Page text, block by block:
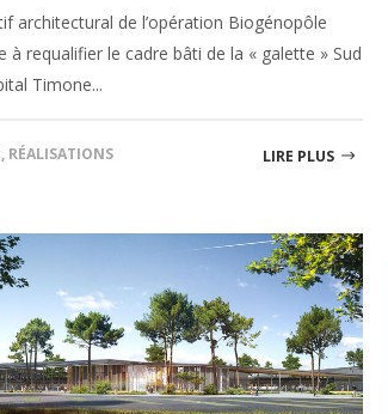
architectural de l’opération Biogénopôle
à requalifier le cadre bâti de la « galette » Sud
Timone...
, RÉALISATIONS LIRE PLUS